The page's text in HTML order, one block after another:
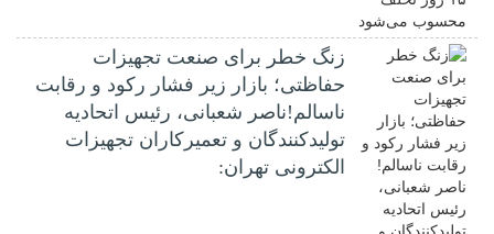
زنگ خطر برای صنعت تجهیزات
حفاظتی؛ بازار زیر فشار رکود و رقابت
ناسالم!ناصر شعبانی، رئیس اتحادیه
تولیدکنندگان و تعمیرکاران تجهیزات
الکترونی تهران: